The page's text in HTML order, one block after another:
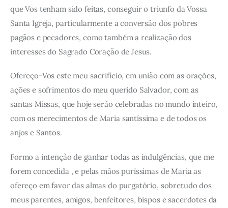
que Vos tenham sido feitas, conseguir o triunfo da Vossa
Santa Igreja, particularmente a conversão dos pobres
pagãos e pecadores, como também a realização dos
interesses do Sagrado Coração de Jesus.
Ofereço-Vos este meu sacrifício, em união com as orações,
ações e sofrimentos do meu querido Salvador, com as
santas Missas, que hoje serão celebradas no mundo inteiro,
com os merecimentos de Maria santíssima e de todos os
anjos e Santos.
Formo a intenção de ganhar todas as indulgências, que me
forem concedida , e pelas mãos puríssimas de Maria as
ofereço em favor das almas do purgatório, sobretudo dos
meus parentes, amigos, benfeitores, bispos e sacerdotes da